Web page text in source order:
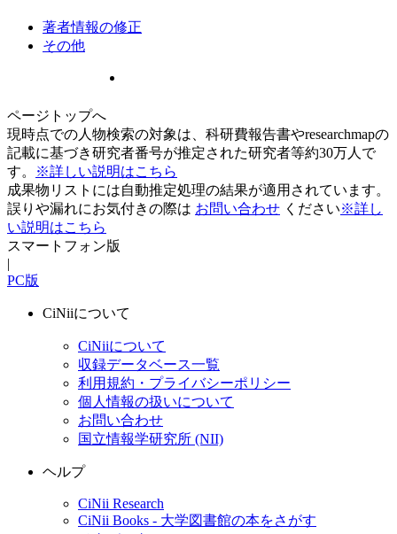
著者情報の修正
その他
ページトップへ
現時点での人物検索の対象は、科研費報告書やresearchmapの
記載に基づき研究者番号が推定された研究者等約30万人で
す。
※詳しい説明はこちら
成果物リストには自動推定処理の結果が適用されています。
誤りや漏れにお気付きの際は お問い合わせ ください※詳し
い説明はこちら
スマートフォン版
|
PC版
CiNiiについて
CiNiiについて
収録データベース一覧
利用規約・プライバシーポリシー
個人情報の扱いについて
お問い合わせ
国立情報学研究所 (NII)
ヘルプ
CiNii Research
CiNii Books - 大学図書館の本をさがす